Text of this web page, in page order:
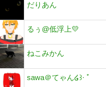
だりあん
るぅ@低浮上💛
ねこみかん
sawa＠てゃん໒꒱· ﾟ